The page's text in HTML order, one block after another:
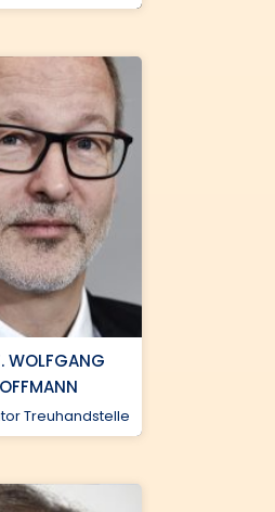
WOLFGANG
Treuhandstelle